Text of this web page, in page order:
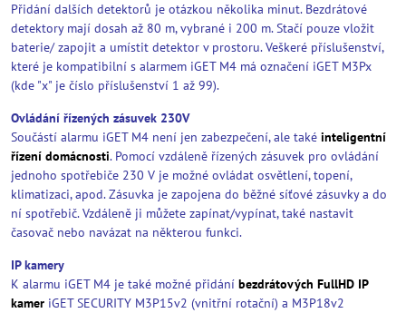
Přidání dalších detektorů je otázkou několika minut. Bezdrátové
detektory mají dosah až 80 m, vybrané i 200 m. Stačí pouze vložit
baterie/ zapojit a umístit detektor v prostoru. Veškeré příslušenství,
které je kompatibilní s alarmem iGET M4 má označení iGET M3Px
(kde "x" je číslo příslušenství 1 až 99).
Ovládání řízených zásuvek 230V
Součástí alarmu iGET M4 není jen zabezpečení, ale také inteligentní
řízení domácnosti. Pomocí vzdáleně řízených zásuvek pro ovládání
jednoho spotřebiče 230 V je možné ovládat osvětlení, topení,
klimatizaci, apod. Zásuvka je zapojena do běžné síťové zásuvky a do
ní spotřebič. Vzdáleně ji můžete zapínat/vypínat, také nastavit
časovač nebo navázat na některou funkci.
IP kamery
K alarmu iGET M4 je také možné přidání bezdrátových FullHD IP
kamer iGET SECURITY M3P15v2 (vnitřní rotační) a M3P18v2